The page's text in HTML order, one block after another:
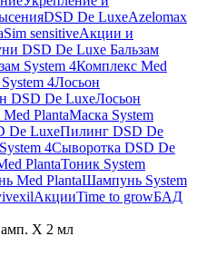
DSD De LuxeAzelomax
Sim sensitiveАкции и
DSD De Luxe Бальзам
System 4Комплекс Med
4Лосьон
DSD De LuxeЛосьон
PlantaМаска System
De LuxeПилинг DSD De
4Сыворотка DSD De
PlantaТоник System
Med PlantaШампунь System
АкцииTime to growБАД
амп. Х 2 мл